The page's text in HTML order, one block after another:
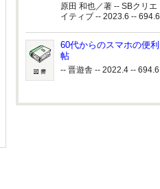
原田 和也／著 -- SBクリエ
イティブ -- 2023.6 -- 694.6
60代からのスマホの便利
帖
-- 晋遊舎 -- 2022.4 -- 694.6